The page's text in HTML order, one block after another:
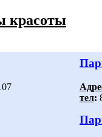
красоты
тел: